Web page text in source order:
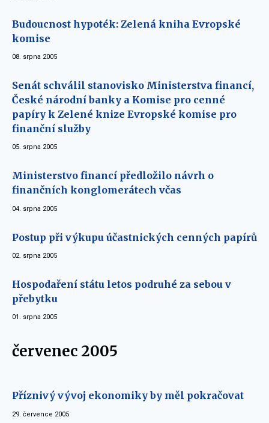
Budoucnost hypoték: Zelená kniha Evropské
komise
08. srpna 2005
Senát schválil stanovisko Ministerstva financí,
České národní banky a Komise pro cenné
papíry k Zelené knize Evropské komise pro
finanční služby
05. srpna 2005
Ministerstvo financí předložilo návrh o
finančních konglomerátech včas
04. srpna 2005
Postup při výkupu účastnických cenných papírů
02. srpna 2005
Hospodaření státu letos podruhé za sebou v
přebytku
01. srpna 2005
červenec 2005
Příznivý vývoj ekonomiky by měl pokračovat
29. července 2005